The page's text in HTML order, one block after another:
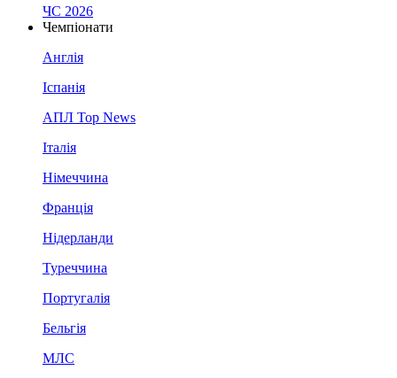
ЧС 2026
Чемпіонати
Англія
Іспанія
АПЛ Top News
Італія
Німеччина
Франція
Нідерланди
Туреччина
Португалія
Бельгія
МЛС